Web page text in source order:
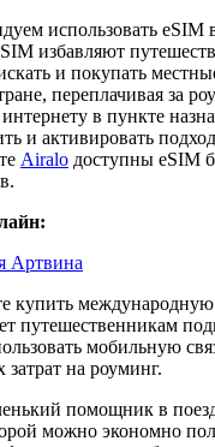
использовать eSIM
избавляют
и покупать
переплачивая за
в пункте
и активировать
Airalo доступны eSIM
Артвина
купить международную
путешественникам
мобильную
на роуминг.
помощник в
можно экономно